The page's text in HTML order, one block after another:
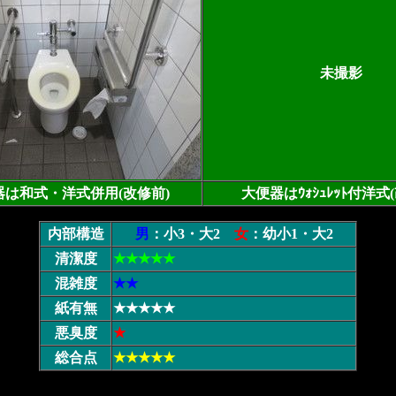
未撮影
和式・洋式併用(改修前) 大便器はｳｫｼｭﾚｯﾄ付洋式
内部構造 男 ：小3・大2 女：幼小1・大2
清潔度
★★★★★
混雑度
★★
紙有無
★★★★★
悪臭度
★
総合点
★★★★★